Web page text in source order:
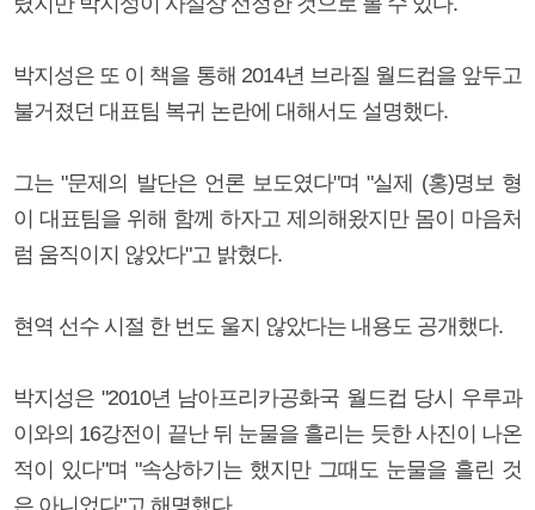
박지성은 또 이 책을 통해 2014년 브라질 월드컵을 앞두고
불거졌던 대표팀 복귀 논란에 대해서도 설명했다.
그는 "문제의 발단은 언론 보도였다"며 "실제 (홍)명보 형
이 대표팀을 위해 함께 하자고 제의해왔지만 몸이 마음처
럼 움직이지 않았다"고 밝혔다.
현역 선수 시절 한 번도 울지 않았다는 내용도 공개했다.
박지성은 "2010년 남아프리카공화국 월드컵 당시 우루과
이와의 16강전이 끝난 뒤 눈물을 흘리는 듯한 사진이 나온
적이 있다"며 "속상하기는 했지만 그때도 눈물을 흘린 것
은 아니었다"고 해명했다.